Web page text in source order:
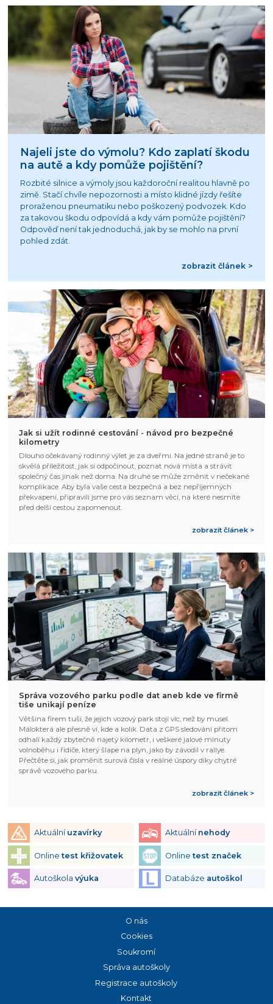
Najeli jste do výmolu? Kdo zaplatí škodu
na autě a kdy pomůže pojištění?
Rozbité silnice a výmoly jsou každoroční realitou hlavně po
zimě. Stačí chvíle nepozornosti a místo klidné jízdy řešíte
proraženou pneumatiku nebo poškozený podvozek. Kdo
za takovou škodu odpovídá a kdy vám pomůže pojištění?
Odpověď není tak jednoduchá, jak by se mohlo na první
pohled zdát.
zobrazit článek >
Jak si užít rodinné cestování - návod pro bezpečné
kilometry
Dlouho očekávaný rodinný výlet je za dveřmi. Na jedné straně je to
skvělá příležitost, jak si odpočinout, poznat nová místa a strávit
společný čas jinak než doma. Na druhé se může změnit v nečekané
komplikace. Aby byla vaše cesta bezpečná a bez nepříjemných
překvapení, připravili jsme pro vás seznam věcí, na které nesmíte
před delší cestou zapomenout.
zobrazit článek >
Správa vozového parku podle dat aneb kde ve firmě
tiše unikají peníze
Většina firem tuší, že jejich vozový park stojí víc, než by musel.
Málokterá ale přesně ví, kde a kolik. Data z GPS sledování přitom
odhalí každý zbytečně najetý kilometr, i veškeré jalové minuty
volnoběhu i řidiče, který šlape na plyn, jako by závodil v rallye.
Přečtěte si, jak proměnit surová čísla v reálné úspory díky chytré
správě vozového parku.
zobrazit článek >
Aktuální uzavírky Aktuální nehody
Onlinetest křižovatek Onlinetest značek
Autoškola výuka Databáze autoškol
O nás
Cookies
Soukromí
Správa autoškoly
Registrace autoškoly
Kontakt